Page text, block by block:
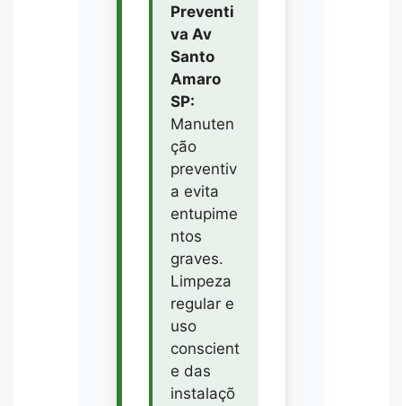
Preventi
va Av
Santo
Amaro
SP:
Manuten
ção
preventiv
a evita
entupime
ntos
graves.
Limpeza
regular e
uso
conscient
e das
instalaçõ